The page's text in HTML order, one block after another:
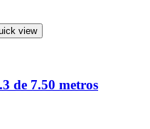
view
de 7.50 metros